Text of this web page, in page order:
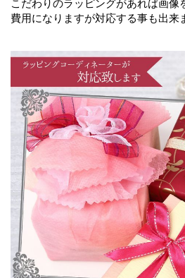
こだわりのラッピングがあれば画像
費用になりますが対応する事も出来